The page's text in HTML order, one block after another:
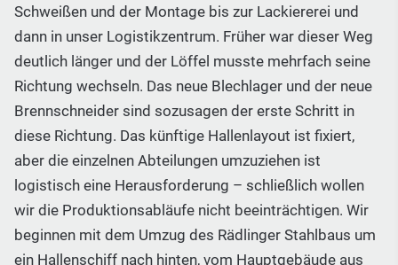
Schweißen und der Montage bis zur Lackiererei und
dann in unser Logistikzentrum. Früher war dieser Weg
deutlich länger und der Löffel musste mehrfach seine
Richtung wechseln. Das neue Blechlager und der neue
Brennschneider sind sozusagen der erste Schritt in
diese Richtung. Das künftige Hallenlayout ist fixiert,
aber die einzelnen Abteilungen umzuziehen ist
logistisch eine Herausforderung – schließlich wollen
wir die Produktionsabläufe nicht beeinträchtigen. Wir
beginnen mit dem Umzug des Rädlinger Stahlbaus um
ein Hallenschiff nach hinten, vom Hauptgebäude aus